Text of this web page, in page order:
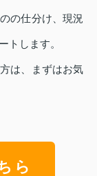
の仕分け、現況
トします。
は、まずはお気
ら